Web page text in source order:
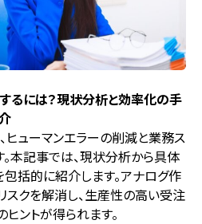
るには？現状分析と効率化の手
ューマンエラーの削減と業務ス
本記事では、現状分析から具体
括的に紹介します。アナログ作
クを解消し、生産性の高い受注
ントが得られます。